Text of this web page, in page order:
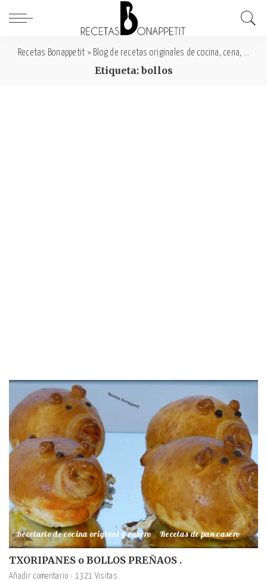
Recetas Bonappetit > Blog de recetas originales de cocina, cena, comida y desayuno
Etiqueta: bollos
Recetario de cocina original y casero Recetas de pan casero
TXORIPANES o BOLLOS PREÑAOS .
Añadir comentario
1321 Visitas